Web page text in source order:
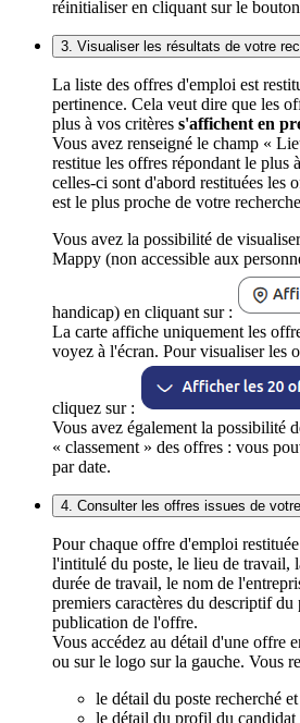
réinitialiser en cliquant sur le
3. Visualiser les résultats de votre
La liste des offres d'emploi est
pertinence. Cela veut dire que les
plus à vos critères s'affichent en
Vous avez renseigné le champ «
restitue les offres répondant le plus
celles-ci sont d'abord restituées les
est le plus proche de votre
Vous avez la possibilité de
Mappy (non accessible aux
handicap) en cliquant sur :
La carte affiche uniquement les
voyez à l'écran. Pour visualiser les
cliquez sur :
Vous avez également la possibilité
« classement » des offres : vous
par date.
4. Consulter les offres issues de
Pour chaque offre d'emploi
l'intitulé du poste, le lieu de travail,
durée de travail, le nom de
premiers caractères du descriptif du
publication de l'offre.
Vous accédez au détail d'une offre
ou sur le logo sur la gauche. Vous
le détail du poste recherché
le détail du profil du candidat